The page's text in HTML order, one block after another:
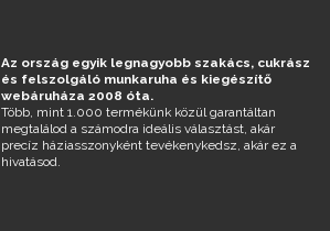
Az ország egyik legnagyobb szakács, cukrász
és felszolgáló munkaruha és kiegészítő
webáruháza 2008 óta.
Több, mint 1.000 termékünk közül garantáltan
megtalálod a számodra ideális választást, akár
precíz háziasszonyként tevékenykedsz, akár ez a
hivatásod.